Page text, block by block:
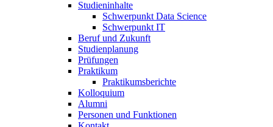
Studieninhalte
Schwerpunkt Data Science
Schwerpunkt IT
Beruf und Zukunft
Studienplanung
Prüfungen
Praktikum
Praktikumsberichte
Kolloquium
Alumni
Personen und Funktionen